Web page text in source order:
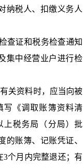
纳税人、扣缴义务人
查证和税务检查通知
集中经营业户进行检
关资料时，应当向被
写《调取账簿资料清
上税务局（分局）批
的账簿、记账凭证、
个月内完整退还；有